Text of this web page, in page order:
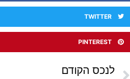
TWITTER
PINTEREST
לנכס הקודם